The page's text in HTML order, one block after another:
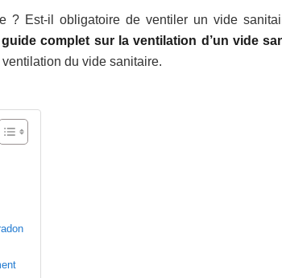
? Est-il obligatoire de ventiler un vide
guide complet sur la ventilation d’un vide
du vide sanitaire.